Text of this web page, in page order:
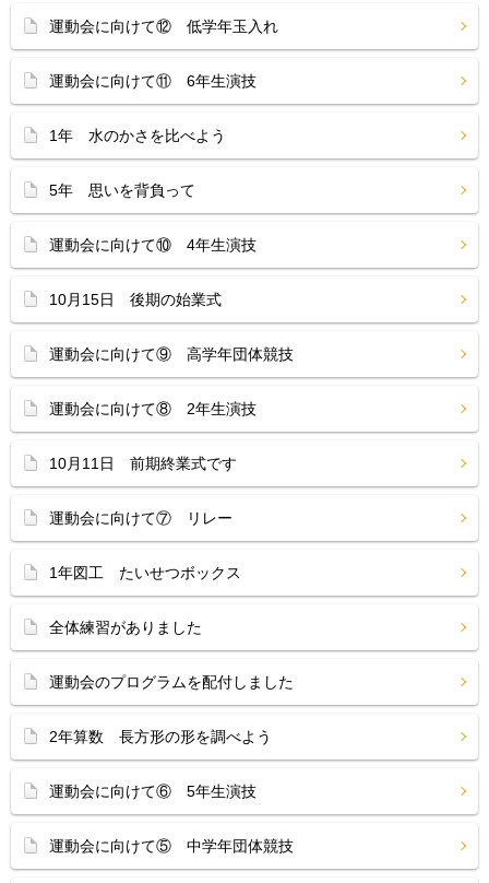
運動会に向けて⑫ 低学年玉入れ
運動会に向けて⑪ 6年生演技
1年 水のかさを比べよう
5年 思いを背負って
運動会に向けて⑩ 4年生演技
10月15日 後期の始業式
運動会に向けて⑨ 高学年団体競技
運動会に向けて⑧ 2年生演技
10月11日 前期終業式です
運動会に向けて⑦ リレー
1年図工 たいせつボックス
全体練習がありました
運動会のプログラムを配付しました
2年算数 長方形の形を調べよう
運動会に向けて⑥ 5年生演技
運動会に向けて⑤ 中学年団体競技